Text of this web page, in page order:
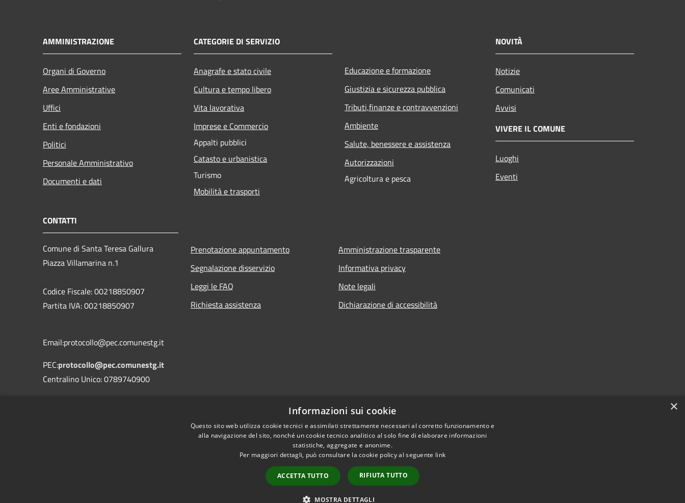
AMMINISTRAZIONE
Organi di Governo
Aree Amministrative
Uffici
Enti e fondazioni
Politici
Personale Amministrativo
Documenti e dati
CATEGORIE DI SERVIZIO
Anagrafe e stato civile
Cultura e tempo libero
Vita lavorativa
Imprese e Commercio
Appalti pubblici
Catasto e urbanistica
Turismo
Mobilità e trasporti
Educazione e formazione
Giustizia e sicurezza pubblica
Tributi,finanze e contravvenzioni
Ambiente
Salute, benessere e assistenza
Autorizzazioni
Agricoltura e pesca
NOVITÀ
Notizie
Comunicati
Avvisi
VIVERE IL COMUNE
Luoghi
Eventi
CONTATTI
Comune di Santa Teresa Gallura
Piazza Villamarina n.1
Codice Fiscale: 00218850907
Partita IVA: 00218850907
Email:protocollo@pec.comunestg.it
PEC:protocollo@pec.comunestg.it
Centralino Unico: 0789740900
Prenotazione appuntamento
Segnalazione disservizio
Leggi le FAQ
Richiesta assistenza
Amministrazione trasparente
Informativa privacy
Note legali
Dichiarazione di accessibilità
WebMail WebPEC Copyright © 2026 • Comune di Santa Teresa Gallura • Powered by
×
Informazioni sui cookie
Questo sito web utilizza cookie tecnici e assimilati strettamente necessari al corretto funzionamento e
alla navigazione del sito, nonché un cookie tecnico analitico al solo fine di elaborare informazioni
statistiche, aggregate e anonime.
Per maggiori dettagli, può consultare la cookie policy al seguente link
ACCETTA TUTTO RIFIUTA TUTTO
MOSTRA DETTAGLI